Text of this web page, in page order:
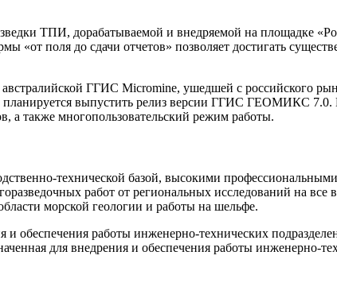
ТПИ, дорабатываемой и внедряемой на площадке
«от поля до сдачи отчетов» позволяет достигать
ГГИС Micromine, ушедшей с российского
выпустить релиз версии ГГИС ГЕОМИКС 7.0.
а также многопользовательский режим работы.
технической базой, высокими
работ от региональных исследований на все
морской геологии и работы на шельфе.
обеспечения работы инженерно-технических
для внедрения и обеспечения работы инженерно-